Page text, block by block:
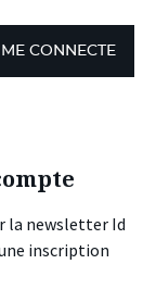
CONNECTE
la newsletter Id
inscription